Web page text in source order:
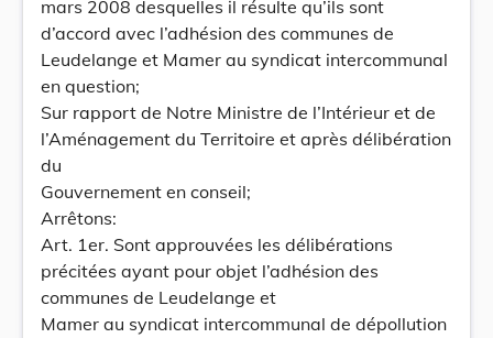
mars 2008 desquelles il résulte qu’ils sont
d’accord avec l’adhésion des communes de
Leudelange et Mamer au syndicat intercommunal
en question;
Sur rapport de Notre Ministre de l’Intérieur et de
l’Aménagement du Territoire et après délibération
du
Gouvernement en conseil;
Arrêtons:
Art. 1er. Sont approuvées les délibérations
précitées ayant pour objet l’adhésion des
communes de Leudelange et
Mamer au syndicat intercommunal de dépollution